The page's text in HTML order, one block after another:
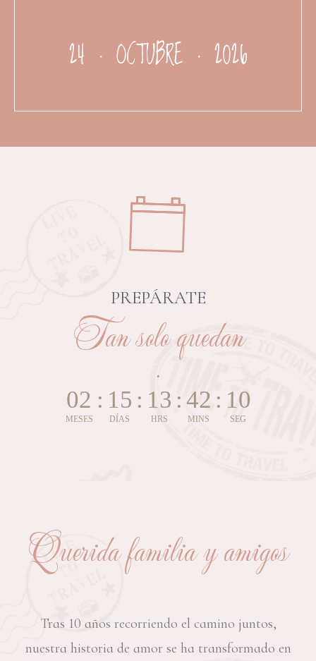
24 · OCTUBRE · 2026
PREPÁRATE
Tan solo quedan
.
02
MESES
: 15
DÍAS
: 13
HRS
: 42
MINS
: 09
SEG
Querida familia y amigos
Tras 10 años recorriendo el camino juntos,
nuestra historia de amor se ha transformado en